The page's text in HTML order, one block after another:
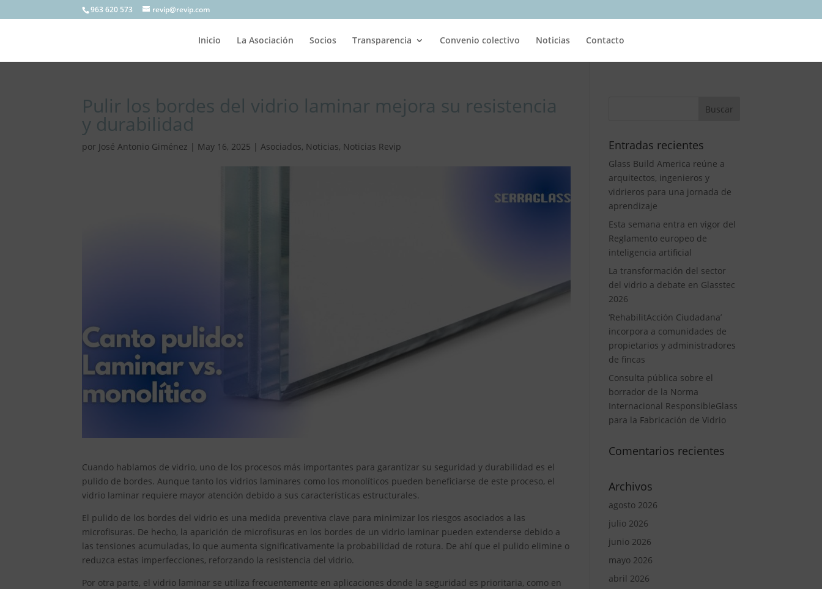
963 620 573 revip@revip.com
Inicio La Asociación Socios Transparencia Convenio colectivo Noticias Contacto
Pulir los bordes del vidrio laminar mejora su resistencia
y durabilidad
por José Antonio Giménez | May 16, 2025 |Asociados, Noticias, Noticias Revip
Cuando hablamos de vidrio, uno de los procesos más importantes para garantizar su seguridad y durabilidad es el
pulido de bordes. Aunque tanto los vidrios laminares como los monolíticos pueden beneficiarse de este proceso, el
vidrio laminar requiere mayor atención debido a sus características estructurales.
El pulido de los bordes del vidrio es una medida preventiva clave para minimizar los riesgos asociados a las
microfisuras. De hecho, la aparición de microfisuras en los bordes de un vidrio laminar pueden extenderse debido a
las tensiones acumuladas, lo que aumenta significativamente la probabilidad de rotura. De ahí que el pulido elimine o
reduzca estas imperfecciones, reforzando la resistencia del vidrio.
Por otra parte, el vidrio laminar se utiliza frecuentemente en aplicaciones donde la seguridad es prioritaria, como en
Entradas recientes
Glass Build America reúne a
arquitectos, ingenieros y
vidrieros para una jornada de
aprendizaje
Esta semana entra en vigor del
Reglamento europeo de
inteligencia artificial
La transformación del sector
del vidrio a debate en Glasstec
2026
‘RehabilitAcción Ciudadana’
incorpora a comunidades de
propietarios y administradores
de fincas
Consulta pública sobre el
borrador de la Norma
Internacional ResponsibleGlass
para la Fabricación de Vidrio
Comentarios recientes
Archivos
agosto 2026
julio 2026
junio 2026
mayo 2026
abril 2026